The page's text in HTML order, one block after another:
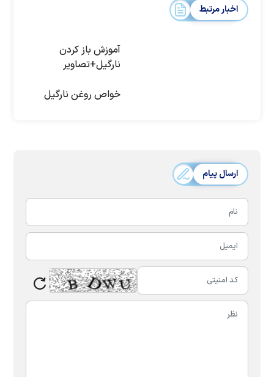
اخبار مرتبط
آموزش باز کردن
نارگیل+تصاویر
خواص روغن نارگیل
ارسال پیام